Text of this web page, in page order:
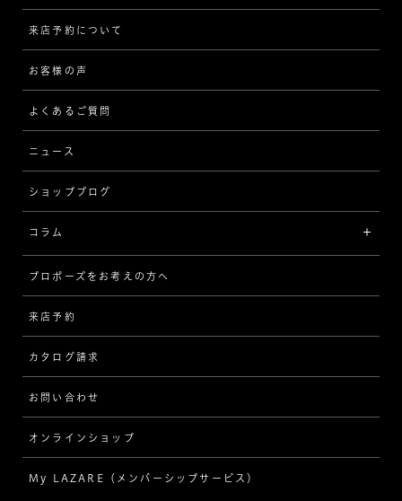
コンビネーション
[フォルムから選ぶ]
ストレート
ウェーブ
V字
[セッテイングから選ぶ]
ソリテール
ワンサイドメレ
ダブルサイドメレ
ラインメレ
人気の婚約指輪
結婚指輪（マリッジリング）
ネックレス/ペンダント
ピアス/イヤリング
ブレスレット
歴史
企業の取り組み
サービスについて
アフターサービス
MESSAGE IN DIAMOND
品質保証
ブライダルアイテム
来店予約について
お客様の声
よくあるご質問
ニュース
ショップブログ
コラム
インタビュー
指輪
ダイヤモンド
プロポーズ
結婚式
プロポーズをお考えの方へ
来店予約
カタログ請求
お問い合わせ
オンラインショップ
My LAZARE（メンバーシップサービス）